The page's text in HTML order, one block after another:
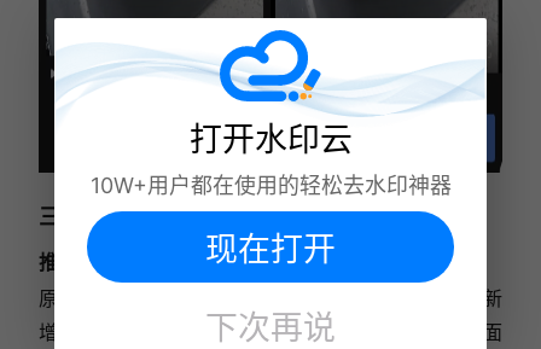
三、Filmora
推荐指数：★★★★☆
原 FilmoraGo 升级后的 AI 视频编辑工具，2025 版新
增专项 AI 去水印模块，支持 Windows、macOS 桌面
打开水印云
10W+用户都在使用的轻松去水印神器
现在打开
下次再说